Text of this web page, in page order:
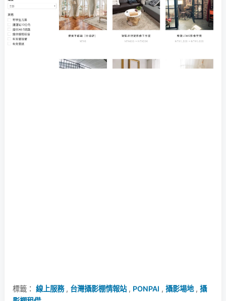
標籤： 線上服務, 台灣攝影棚情報站, PONPAI , 攝影場地, 攝